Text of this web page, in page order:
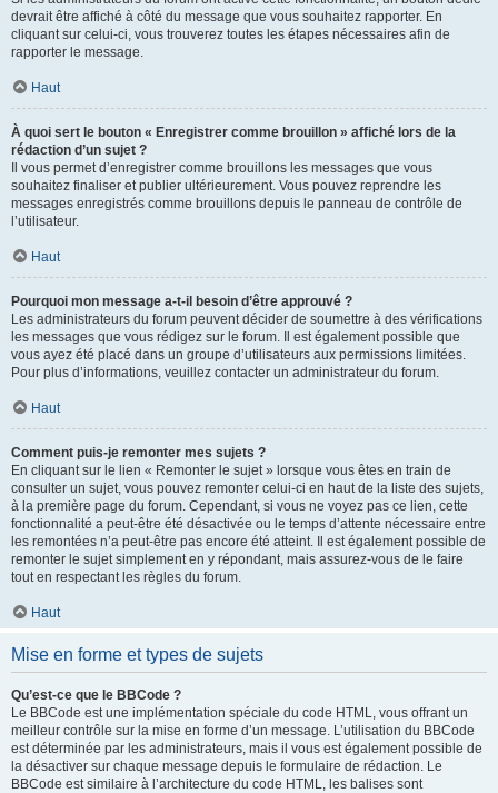
devrait être affiché à côté du message que vous souhaitez rapporter. En
cliquant sur celui-ci, vous trouverez toutes les étapes nécessaires afin de
rapporter le message.
Haut
À quoi sert le bouton « Enregistrer comme brouillon » affiché lors de la
rédaction d’un sujet ?
Il vous permet d’enregistrer comme brouillons les messages que vous
souhaitez finaliser et publier ultérieurement. Vous pouvez reprendre les
messages enregistrés comme brouillons depuis le panneau de contrôle de
l’utilisateur.
Haut
Pourquoi mon message a-t-il besoin d’être approuvé ?
Les administrateurs du forum peuvent décider de soumettre à des vérifications
les messages que vous rédigez sur le forum. Il est également possible que
vous ayez été placé dans un groupe d’utilisateurs aux permissions limitées.
Pour plus d’informations, veuillez contacter un administrateur du forum.
Haut
Comment puis-je remonter mes sujets ?
En cliquant sur le lien « Remonter le sujet » lorsque vous êtes en train de
consulter un sujet, vous pouvez remonter celui-ci en haut de la liste des sujets,
à la première page du forum. Cependant, si vous ne voyez pas ce lien, cette
fonctionnalité a peut-être été désactivée ou le temps d’attente nécessaire entre
les remontées n’a peut-être pas encore été atteint. Il est également possible de
remonter le sujet simplement en y répondant, mais assurez-vous de le faire
tout en respectant les règles du forum.
Haut
Mise en forme et types de sujets
Qu’est-ce que le BBCode ?
Le BBCode est une implémentation spéciale du code HTML, vous offrant un
meilleur contrôle sur la mise en forme d’un message. L’utilisation du BBCode
est déterminée par les administrateurs, mais il vous est également possible de
la désactiver sur chaque message depuis le formulaire de rédaction. Le
BBCode est similaire à l’architecture du code HTML, les balises sont